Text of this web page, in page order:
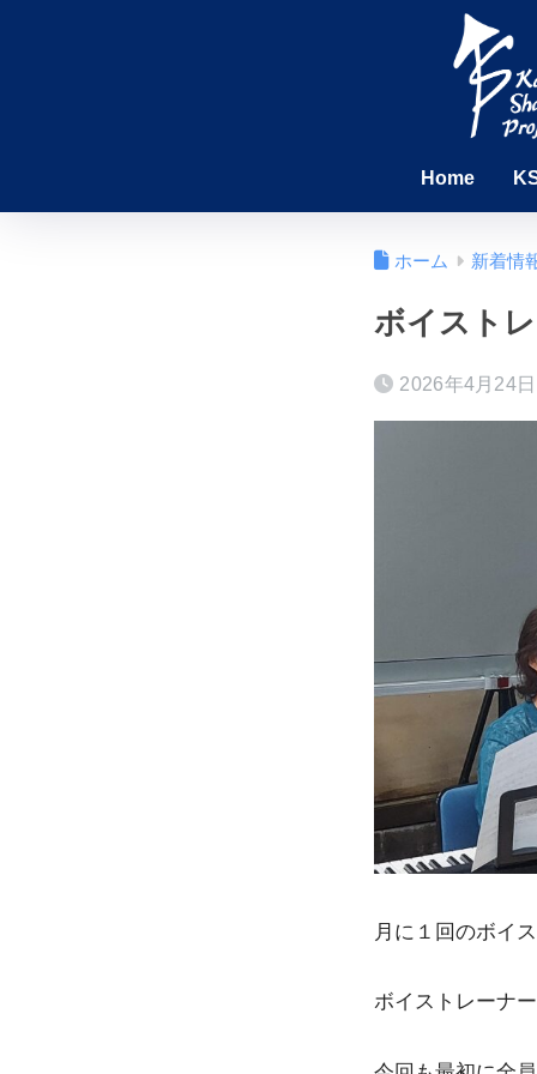
Home
ホーム 新着情
ボイスト
2026年4月24日
月に１回のボイ
ボイストレーナ